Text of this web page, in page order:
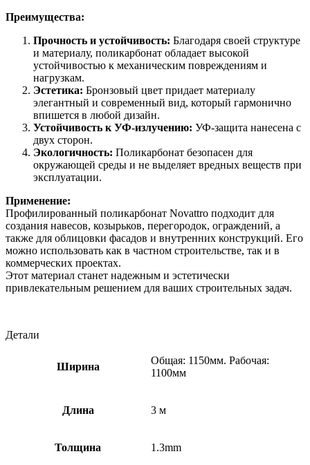
Преимущества:
Прочность и устойчивость: Благодаря своей структуре
и материалу, поликарбонат обладает высокой
устойчивостью к механическим повреждениям и
нагрузкам.
Эстетика: Бронзовый цвет придает материалу
элегантный и современный вид, который гармонично
впишется в любой дизайн.
Устойчивость к УФ-излучению: УФ-защита нанесена с
двух сторон.
Экологичность: Поликарбонат безопасен для
окружающей среды и не выделяет вредных веществ при
эксплуатации.
Применение:
Профилированный поликарбонат Novattro подходит для
создания навесов, козырьков, перегородок, ограждений, а
также для облицовки фасадов и внутренних конструкций. Его
можно использовать как в частном строительстве, так и в
коммерческих проектах.
Этот материал станет надежным и эстетически
привлекательным решением для ваших строительных задач.
Детали
Ширина
Общая: 1150мм. Рабочая:
1100мм
Длина 3 м
Толщина 1.3mm